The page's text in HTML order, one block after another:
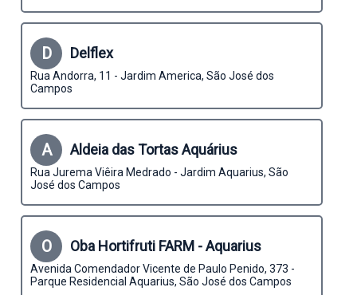
D Delflex
Rua Andorra, 11 - Jardim America, São José dos
Campos
A Aldeia das Tortas Aquárius
Rua Jurema Viêira Medrado - Jardim Aquarius, São
José dos Campos
O Oba Hortifruti FARM - Aquarius
Avenida Comendador Vicente de Paulo Penido, 373 -
Parque Residencial Aquarius, São José dos Campos